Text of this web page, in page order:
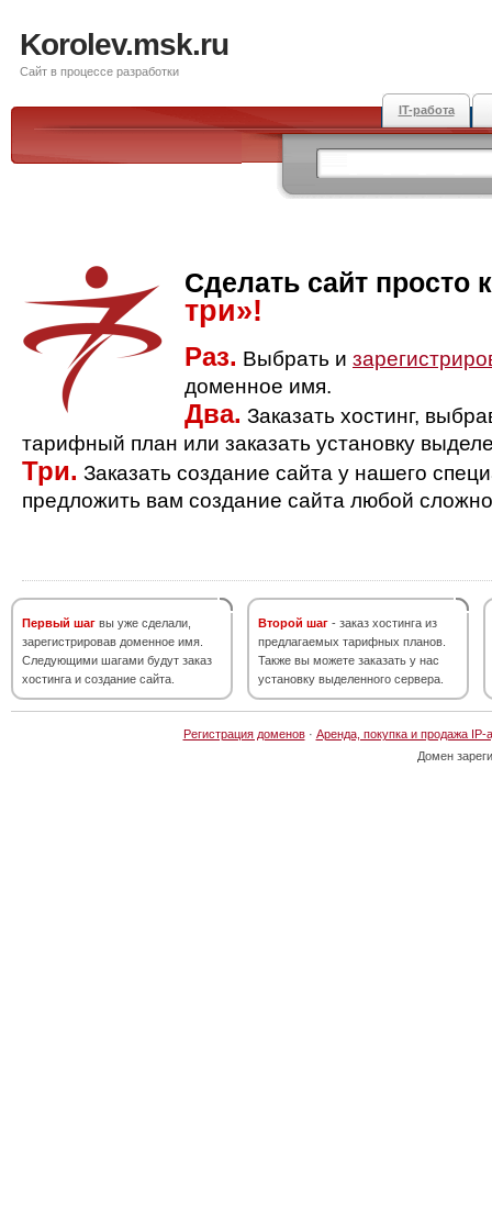
Korolev.msk.ru
Сайт в процессе разработки
IT-работа
Сделать сайт просто
три»!
Раз. Выбрать и
доменное имя.
Два. Заказать хостинг,
тарифный план или заказать установку
Три. Заказать создание сайта у нашего
предложить вам создание сайта любой
Первый шаг вы уже сделали,
зарегистрировав доменное имя.
Следующими шагами будут заказ
хостинга и создание сайта.
Второй шаг - заказ хостинга из
предлагаемых тарифных планов.
Также вы можете заказать у нас
установку выделенного сервера.
Регистрация доменов· Аренда, покупка и продажа IP-
Домен